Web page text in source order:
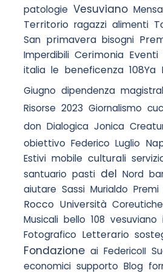
patologie Vesuviano Mensa
Territorio ragazzi alimenti
San primavera bisogni
Imperdibili Cerimonia Eventi
italia le beneficenza 108Ya
Giugno dipendenza
Risorse 2023 Giornalismo
don Dialogica Jonica
obiettivo Federico Luglio
Estivi mobile culturali
santuario pasti del Nord
aiutare Sassi Murialdo Premi
Rocco Università Coreutiche
Musicali bello 108 vesuviano
Fotografico Letterario
Fondazione ai FedericoII
economici supporto Blog